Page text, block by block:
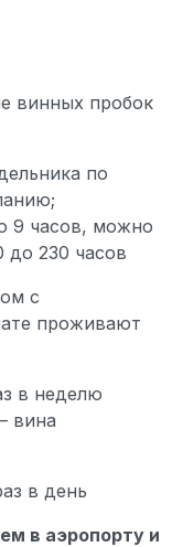
винных пробок
по
9 часов, можно
до 230 часов
с
проживают
в неделю
вина
в день
в аэропорту и